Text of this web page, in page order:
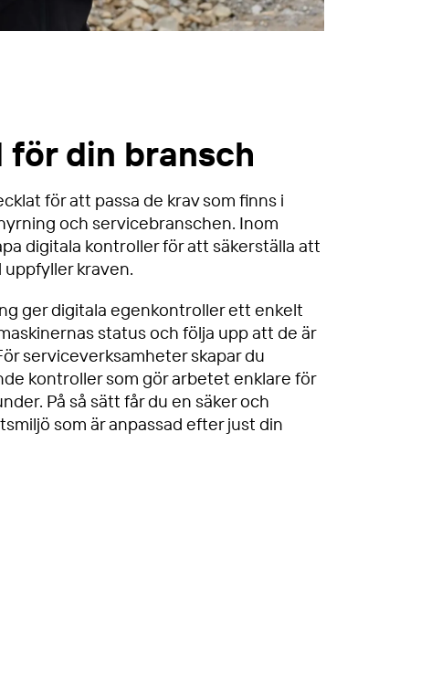
för din bransch
för att passa de krav som finns i
och servicebranschen. Inom
digitala kontroller för att säkerställa att
kraven.
ger digitala egenkontroller ett enkelt
status och följa upp att de är
serviceverksamheter skapar du
kontroller som gör arbetet enklare för
På så sätt får du en säker och
som är anpassad efter just din